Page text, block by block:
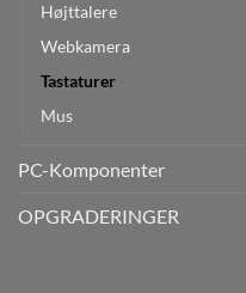
Højttalere
Webkamera
Tastaturer
Mus
PC-Komponenter
OPGRADERINGER